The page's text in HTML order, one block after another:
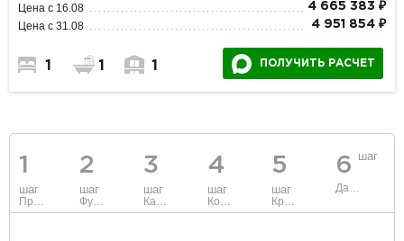
Цена с 16.08 4 665 383 ₽
Цена с 31.08 4 951 854 ₽
1 1 1 ПОЛУЧИТЬ РАСЧЕТ
1
шаг
Проект
2
шаг
Фундамент
3
шаг
Каркас и стены
4
шаг
Коммуникации
5
шаг
Крыша
6 шаг
Данные